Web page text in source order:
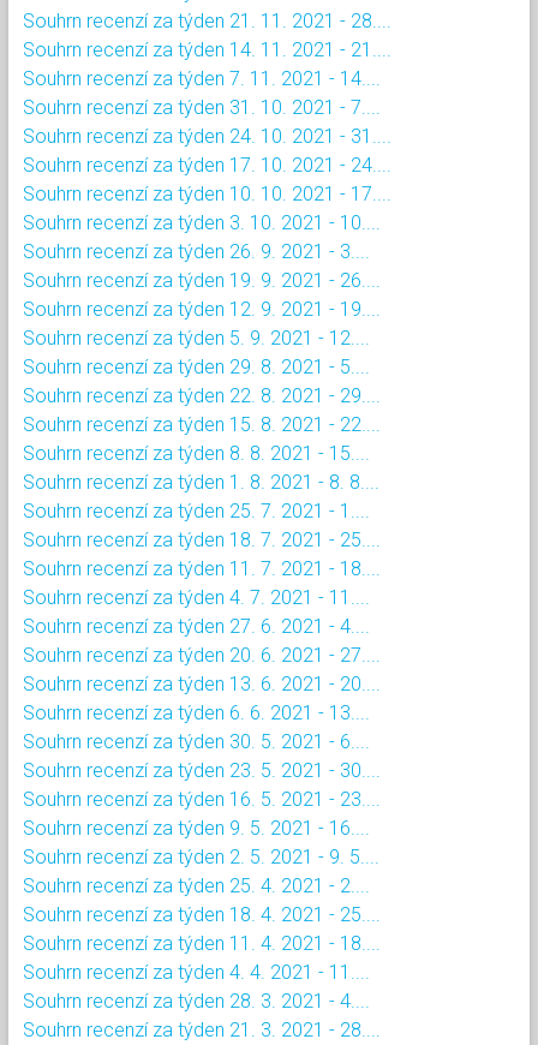
Souhrn recenzí za týden 21. 11. 2021 - 28....
Souhrn recenzí za týden 14. 11. 2021 - 21....
Souhrn recenzí za týden 7. 11. 2021 - 14....
Souhrn recenzí za týden 31. 10. 2021 - 7....
Souhrn recenzí za týden 24. 10. 2021 - 31....
Souhrn recenzí za týden 17. 10. 2021 - 24....
Souhrn recenzí za týden 10. 10. 2021 - 17....
Souhrn recenzí za týden 3. 10. 2021 - 10....
Souhrn recenzí za týden 26. 9. 2021 - 3....
Souhrn recenzí za týden 19. 9. 2021 - 26....
Souhrn recenzí za týden 12. 9. 2021 - 19....
Souhrn recenzí za týden 5. 9. 2021 - 12....
Souhrn recenzí za týden 29. 8. 2021 - 5....
Souhrn recenzí za týden 22. 8. 2021 - 29....
Souhrn recenzí za týden 15. 8. 2021 - 22....
Souhrn recenzí za týden 8. 8. 2021 - 15....
Souhrn recenzí za týden 1. 8. 2021 - 8. 8....
Souhrn recenzí za týden 25. 7. 2021 - 1....
Souhrn recenzí za týden 18. 7. 2021 - 25....
Souhrn recenzí za týden 11. 7. 2021 - 18....
Souhrn recenzí za týden 4. 7. 2021 - 11....
Souhrn recenzí za týden 27. 6. 2021 - 4....
Souhrn recenzí za týden 20. 6. 2021 - 27....
Souhrn recenzí za týden 13. 6. 2021 - 20....
Souhrn recenzí za týden 6. 6. 2021 - 13....
Souhrn recenzí za týden 30. 5. 2021 - 6....
Souhrn recenzí za týden 23. 5. 2021 - 30....
Souhrn recenzí za týden 16. 5. 2021 - 23....
Souhrn recenzí za týden 9. 5. 2021 - 16....
Souhrn recenzí za týden 2. 5. 2021 - 9. 5....
Souhrn recenzí za týden 25. 4. 2021 - 2....
Souhrn recenzí za týden 18. 4. 2021 - 25....
Souhrn recenzí za týden 11. 4. 2021 - 18....
Souhrn recenzí za týden 4. 4. 2021 - 11....
Souhrn recenzí za týden 28. 3. 2021 - 4....
Souhrn recenzí za týden 21. 3. 2021 - 28....